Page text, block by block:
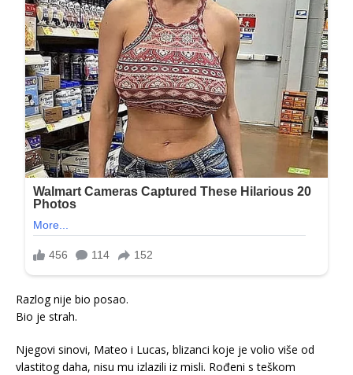
Razlog nije bio posao.
Bio je strah.
Njegovi sinovi, Mateo i Lucas, blizanci koje je volio više od
vlastitog daha, nisu mu izlazili iz misli. Rođeni s teškom